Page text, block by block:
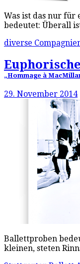
Was ist das nur
bedeutet: Überall
diverse
„Hommage à
29. November 2014
Ballettproben
kleinen, steten